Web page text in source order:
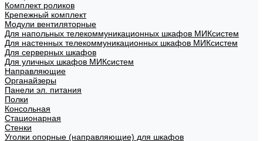
Комплект роликов
Крепежный комплект
Модули вентиляторные
Для напольных телекоммуникационных шкафов МИКсистем
Для настенных телекоммуникационных шкафов МИКсистем
Для серверных шкафов
Для уличных шкафов МИКсистем
Направляющие
Органайзеры
Панели эл. питания
Полки
Консольная
Стационарная
Стенки
Уголки опорные (направляющие) для шкафов